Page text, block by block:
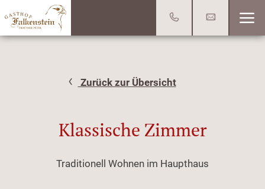
Zurück zur Übersicht
Klassische Zimmer
Traditionell Wohnen im Haupthaus